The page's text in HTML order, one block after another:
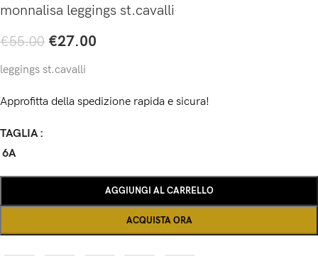
monnalisa leggings st.cavalli
€55.00 €27.00
leggings st.cavalli
Approfitta della spedizione rapida e sicura!
TAGLIA
6A
AGGIUNGI AL CARRELLO
ACQUISTA ORA